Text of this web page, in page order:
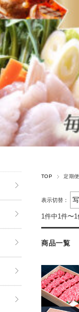
TOP 定期便
表示切替：
1件中1件〜
商品一覧